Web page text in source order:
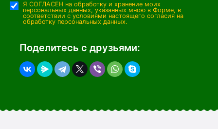
Я СОГЛАСЕН на обработку и хранение моих
персональных данных, указанных мною в Форме, в
соответствии с условиями настоящего согласия на
обработку персональных данных.
Поделитесь с друзьями: